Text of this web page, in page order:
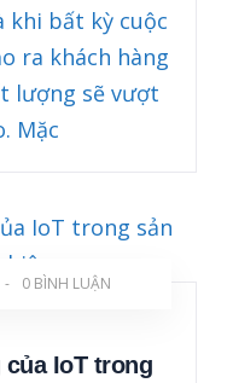
bất kỳ cuộc
ra khách hàng
lượng sẽ vượt
Mặc
- 0 BÌNH LUẬN
của IoT trong